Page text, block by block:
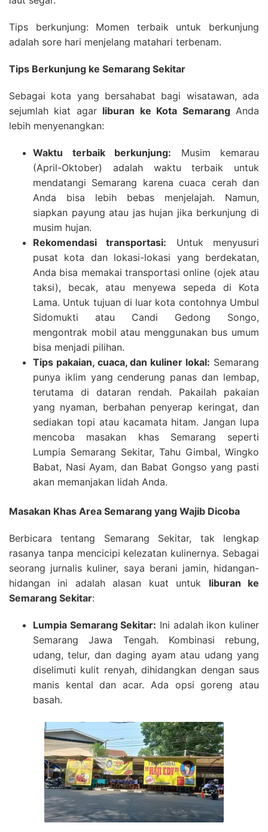
Tips berkunjung: Momen terbaik untuk berkunjung
adalah sore hari menjelang matahari terbenam.
Tips Berkunjung ke Semarang Sekitar
Sebagai kota yang bersahabat bagi wisatawan, ada
sejumlah kiat agar liburan ke Kota SemarangAnda
lebih menyenangkan:
Waktu terbaik berkunjung: Musim kemarau
(April-Oktober) adalah waktu terbaik untuk
mendatangi Semarang karena cuaca cerah dan
Anda bisa lebih bebas menjelajah. Namun,
siapkan payung atau jas hujan jika berkunjung di
musim hujan.
Rekomendasi transportasi: Untuk menyusuri
pusat kota dan lokasi-lokasi yang berdekatan,
Anda bisa memakai transportasi online (ojek atau
taksi), becak, atau menyewa sepeda di Kota
Lama. Untuk tujuan di luar kota contohnya Umbul
Sidomukti atau Candi Gedong Songo,
mengontrak mobil atau menggunakan bus umum
bisa menjadi pilihan.
Tips pakaian, cuaca, dan kuliner lokal: Semarang
punya iklim yang cenderung panas dan lembap,
terutama di dataran rendah. Pakailah pakaian
yang nyaman, berbahan penyerap keringat, dan
sediakan topi atau kacamata hitam. Jangan lupa
mencoba masakan khas Semarang seperti
Lumpia Semarang Sekitar, Tahu Gimbal, Wingko
Babat, Nasi Ayam, dan Babat Gongso yang pasti
akan memanjakan lidah Anda.
Masakan Khas Area Semarang yang Wajib Dicoba
Berbicara tentang Semarang Sekitar, tak lengkap
rasanya tanpa mencicipi kelezatan kulinernya. Sebagai
seorang jurnalis kuliner, saya berani jamin, hidangan-
hidangan ini adalah alasan kuat untuk liburan ke
Semarang Sekitar:
Lumpia Semarang Sekitar: Ini adalah ikon kuliner
Semarang Jawa Tengah. Kombinasi rebung,
udang, telur, dan daging ayam atau udang yang
diselimuti kulit renyah, dihidangkan dengan saus
manis kental dan acar. Ada opsi goreng atau
basah.